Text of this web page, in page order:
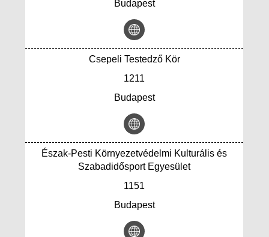
Budapest
Csepeli Testedző Kör
1211
Budapest
Észak-Pesti Környezetvédelmi Kulturális és
Szabadidősport Egyesület
1151
Budapest